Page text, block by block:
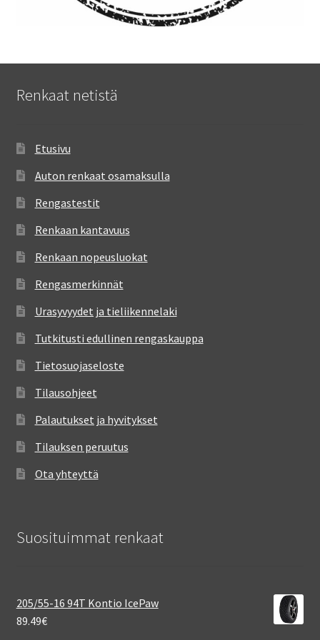
Renkaat netistä
Etusivu
Auton renkaat osamaksulla
Rengastestit
Renkaan kantavuus
Renkaan nopeusluokat
Rengasmerkinnät
Urasyvyydet ja tieliikennelaki
Tutkitusti edullinen rengaskauppa
Tietosuojaseloste
Tilausohjeet
Palautukset ja hyvitykset
Tilauksen peruutus
Ota yhteyttä
Suosituimmat renkaat
205/55-16 94T Kontio IcePaw
89.49€